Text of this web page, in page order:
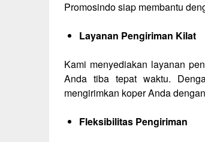
Promosindo siap membantu
Layanan Pengiriman Kilat
Kami menyediakan layanan
Anda tiba tepat waktu.
mengirimkan koper Anda
Fleksibilitas Pengiriman